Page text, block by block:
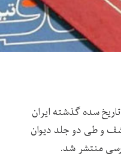
سده گذشته ایران
و طی دو جلد دیوان
منتشر شد.